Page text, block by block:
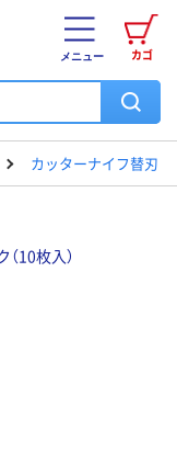
カゴ
メニュー
カッターナイフ替刃
10枚入）